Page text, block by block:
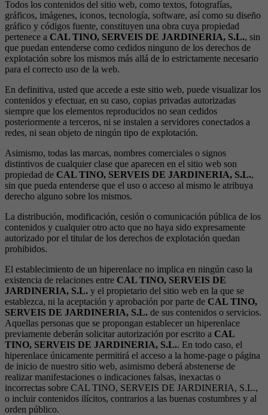
Todos los contenidos del sitio web, como textos, fotografías,
gráficos, imágenes, iconos, tecnología, software, así como su diseño
gráfico y códigos fuente, constituyen una obra cuya propiedad
pertenece a CAL TINO, SERVEIS DE JARDINERIA, S.L., sin
que puedan entenderse como cedidos ninguno de los derechos de
explotación sobre los mismos más allá de lo estrictamente necesario
para el correcto uso de la web.
En definitiva, usted que accede a este sitio web, puede visualizar los
contenidos y efectuar, en su caso, copias privadas autorizadas
siempre que los elementos reproducidos no sean cedidos
posteriormente a terceros, ni se instalen a servidores conectados a
redes, ni sean objeto de ningún tipo de explotación.
Asimismo, todas las marcas, nombres comerciales o signos
distintivos de cualquier clase que aparecen en el sitio web son
propiedad de CAL TINO, SERVEIS DE JARDINERIA, S.L.,
sin que pueda entenderse que el uso o acceso al mismo le atribuya
derecho alguno sobre los mismos.
La distribución, modificación, cesión o comunicación pública de los
contenidos y cualquier otro acto que no haya sido expresamente
autorizado por el titular de los derechos de explotación quedan
prohibidos.
El establecimiento de un hiperenlace no implica en ningún caso la
existencia de relaciones entre CAL TINO, SERVEIS DE
JARDINERIA, S.L. y el propietario del sitio web en la que se
establezca, ni la aceptación y aprobación por parte de CAL TINO,
SERVEIS DE JARDINERIA, S.L. de sus contenidos o servicios.
Aquellas personas que se propongan establecer un hiperenlace
previamente deberán solicitar autorización por escrito a CAL
TINO, SERVEIS DE JARDINERIA, S.L.. En todo caso, el
hiperenlace únicamente permitirá el acceso a la home-page o página
de inicio de nuestro sitio web, asimismo deberá abstenerse de
realizar manifestaciones o indicaciones falsas, inexactas o
incorrectas sobre CAL TINO, SERVEIS DE JARDINERIA, S.L.,
o incluir contenidos ilícitos, contrarios a las buenas costumbres y al
orden público.